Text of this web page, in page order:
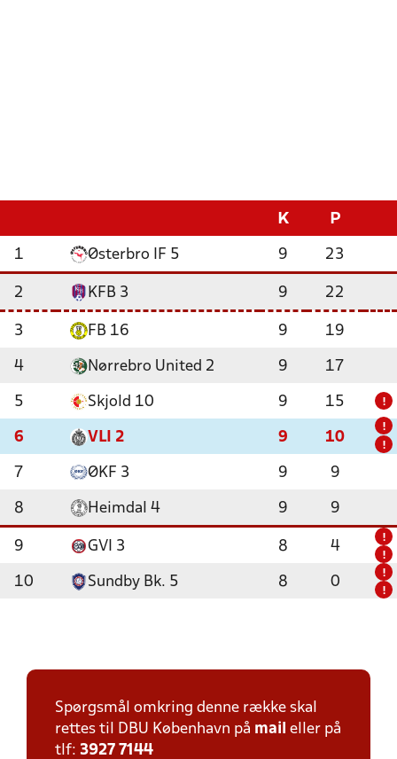
K P
1 Østerbro IF 5 9 23
2 KFB 3 9 22
3 FB 16 9 19
4 Nørrebro United 2 9 17
5 Skjold 10 9 15 !
6 VLI 2 9 10
!
!
7 ØKF 3 9 9
8 Heimdal 4 9 9
9 GVI 3 8 4
!
!
10 Sundby Bk. 5 8 0
!
!
Spørgsmål omkring denne række skal
rettes til DBU København på mail eller på
tlf: 3927 7144